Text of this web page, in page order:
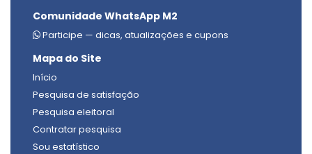
Comunidade WhatsApp M2
Participe — dicas, atualizações e cupons
Mapa do Site
Início
Pesquisa de satisfação
Pesquisa eleitoral
Contratar pesquisa
Sou estatístico